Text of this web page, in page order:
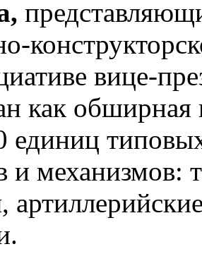
вице-
как обширная
единиц
и механизмов: